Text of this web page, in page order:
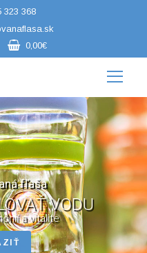
323 368
0,00€
fľaša
VODU
a vitalite